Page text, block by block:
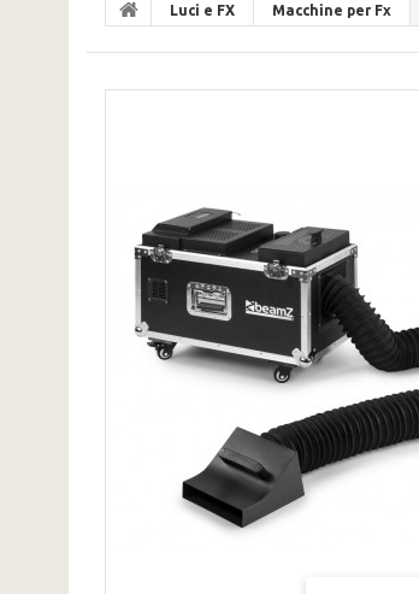
Luci e FX Macchine per Fx